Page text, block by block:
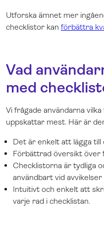
Utforska ämnet mer
checklistor kan förbättra
Vad
med
Vi frågade användarna
uppskattar mest. Här är
Det är enkelt att lägga till
Förbättrad översikt över
Checklistorna är tydliga
användbart vid
Intuitivt och enkelt att
varje rad i checklistan.